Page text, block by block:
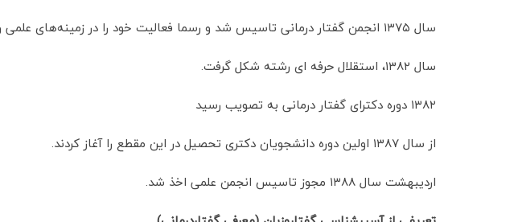
سال ۱۳۷۵ انجمن گفتار درمانی تاسیس شد و رسما فعالیت خود را در زمینه‌های علمی و صنفی آغاز کرد.
سال ۱۳۸۲،‌ استقلال حرفه ای رشته شکل گرفت.
۱۳۸۲ دوره دکترای گفتار درمانی به تصویب رسید
از سال ۱۳۸۷ اولین دوره دانشجویان دکتری تحصیل در این مقطع را آغاز کردند.
اردیبهشت سال ۱۳۸۸ مجوز تاسیس انجمن علمی اخذ شد.